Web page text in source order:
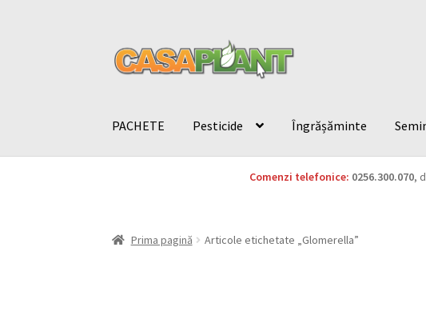
PACHETE Pesticide Îngrășăminte
Comenzi telefonice: 0256.300.070,
Prima pagină Articole etichetate „Glomerella”